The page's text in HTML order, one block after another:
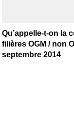
Qu’appelle-t-on la
filières OGM / non
septembre 2014